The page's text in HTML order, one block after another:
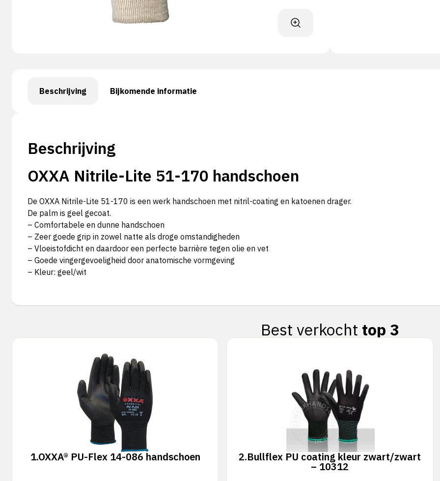
Beschrijving Bijkomende informatie
Beschrijving
OXXA Nitrile-Lite 51-170 handschoen
De OXXA Nitrile-Lite 51-170 is een werk handschoen met nitril-coating en katoenen drager.
De palm is geel gecoat.
– Comfortabele en dunne handschoen
– Zeer goede grip in zowel natte als droge omstandigheden
– Vloeistofdicht en daardoor een perfecte barrière tegen olie en vet
– Goede vingergevoeligheid door anatomische vormgeving
– Kleur: geel/wit
Best verkocht top 3
1.OXXA® PU-Flex 14-086 handschoen 2.Bullflex PU coating kleur zwart/zwart
– 10312